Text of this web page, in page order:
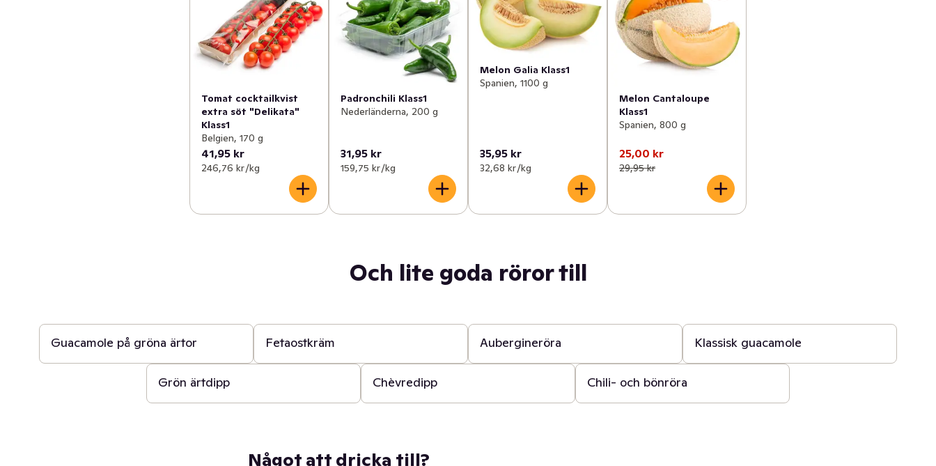
Tomat cocktailkvist
extra söt "Delikata"
Klass1
Belgien, 170 g
41,95 kr
246,76 kr /kg
Padronchili Klass1
Nederländerna, 200 g
31,95 kr
159,75 kr /kg
Melon Galia Klass1
Spanien, 1100 g
35,95 kr
32,68 kr /kg
Melon Cantaloupe
Klass1
Spanien, 800 g
25,00 kr
29,95 kr
Och lite goda röror till
Guacamole på gröna ärtor Fetaostkräm Aubergineröra Klassisk guacamole
10 min
Grön ärtdipp Chèvredipp Chili- och bönröra
Något att dricka till?